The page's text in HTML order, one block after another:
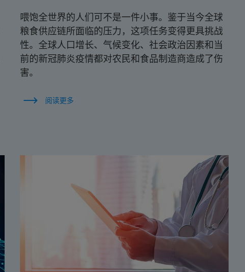
喂饱全世界的人们可不是一件小事。鉴于当今全球
粮食供应链所面临的压力，这项任务变得更具挑战
性。全球人口增长、气候变化、社会政治因素和当
前的新冠肺炎疫情都对农民和食品制造商造成了伤
害。
阅读更多